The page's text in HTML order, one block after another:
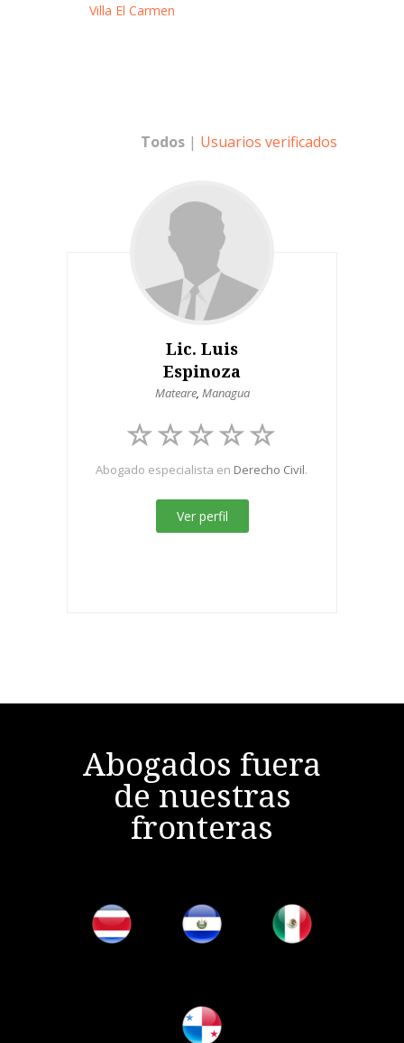
Villa El Carmen
Todos | Usuarios verificados
Lic. Luis
Espinoza
Mateare, Managua
Abogado especialista en Derecho Civil.
Ver perfil
Abogados fuera
de nuestras
fronteras